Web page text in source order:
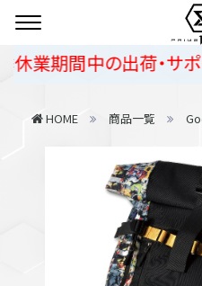
期間中の出荷・サポート
HOME 商品一覧